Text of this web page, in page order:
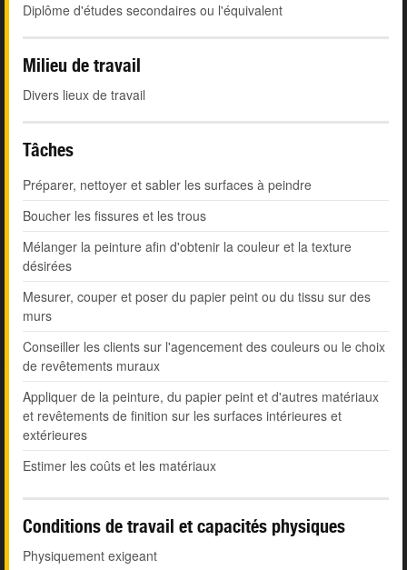
Diplôme d'études secondaires ou l'équivalent
Milieu de travail
Divers lieux de travail
Tâches
Préparer, nettoyer et sabler les surfaces à peindre
Boucher les fissures et les trous
Mélanger la peinture afin d'obtenir la couleur et la texture
désirées
Mesurer, couper et poser du papier peint ou du tissu sur des
murs
Conseiller les clients sur l'agencement des couleurs ou le choix
de revêtements muraux
Appliquer de la peinture, du papier peint et d'autres matériaux
et revêtements de finition sur les surfaces intérieures et
extérieures
Estimer les coûts et les matériaux
Conditions de travail et capacités physiques
Physiquement exigeant